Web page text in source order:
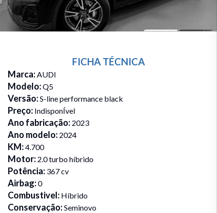
FICHA TÉCNICA
Marca:AUDI
Modelo:Q5
Versão:S-line performance black
Preço: IndisponÍvel
Ano fabricação: 2023
Ano modelo: 2024
KM:4.700
Motor: 2.0 turbo híbrido
Potência: 367 cv
Airbag:0
Combustivel: Híbrido
Conservação:Seminovo